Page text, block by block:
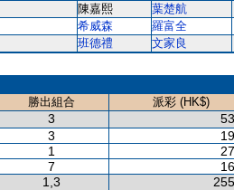
陳嘉熙 葉楚航
希威森 羅富全
班德禮
文家良
勝出組合
派彩 (HK$)
3
3
1
7
1,3